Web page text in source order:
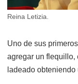
Reina Letizia.
Uno de sus
agregar un flequillo,
ladeado